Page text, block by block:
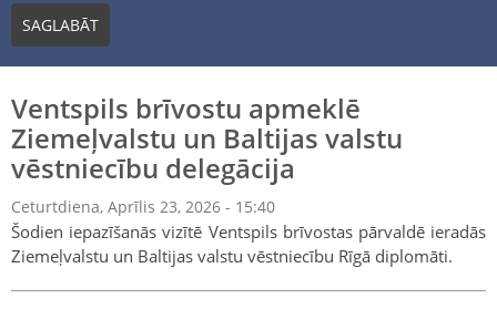
SAGLABĀT
MEDIJIEM
Ventspils brīvostu apmeklē
Ziemeļvalstu un Baltijas valstu
vēstniecību delegācija
Ceturtdiena, Aprīlis 23, 2026 - 15:40
Šodien iepazīšanās vizītē Ventspils brīvostas pārvaldē ieradās
Ziemeļvalstu un Baltijas valstu vēstniecību Rīgā diplomāti.